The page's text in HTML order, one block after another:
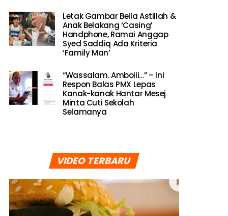
Letak Gambar Bella Astillah &
Anak Belakang ‘Casing’
Handphone, Ramai Anggap
Syed Saddiq Ada Kriteria
‘Family Man’
“Wassalam. Amboiii…” – Ini
Respon Balas PMX Lepas
Kanak-kanak Hantar Mesej
Minta Cuti Sekolah
Selamanya
VIDEO TERBARU